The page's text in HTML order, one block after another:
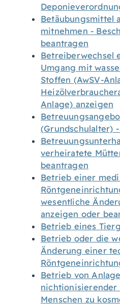
Betäubungsmittel
mitnehmen -
beantragen
Betreiberwechsel
Umgang mit
Stoffen (AwSV-
Anlage) anzeigen
(Grundschulalter)
verheiratete
beantragen
Betrieb einer
wesentliche
anzeigen oder
Betrieb eines
Betrieb oder die
Änderung einer
Betrieb von
nichtionisierender
Menschen zu